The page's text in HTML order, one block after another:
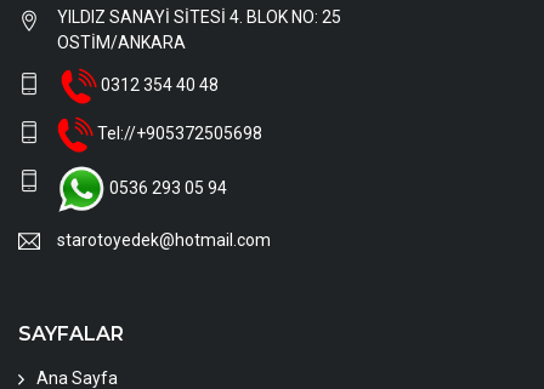
YILDIZ SANAYİ SİTESİ 4. BLOK NO: 25
OSTİM/ANKARA
0312 354 40 48
Tel://+905372505698
0536 293 05 94
starotoyedek@hotmail.com
SAYFALAR
Ana Sayfa